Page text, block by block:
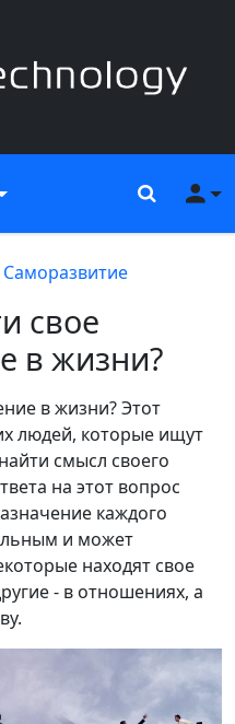
Поиск
Саморазвитие
свое
в жизни?
в жизни? Этот
людей, которые ищут
смысл своего
на этот вопрос
каждого
и может
находят свое
- в отношениях, а